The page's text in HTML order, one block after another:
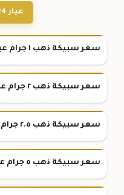
عيار 24
سعر سبيكة ذهب ١ جرام عيار ٢٤
سعر سبيكة ذهب ٢ جرام عيار ٢٤
سعر سبيكة ذهب ٢.٥ جرام عيار ٢٤
سعر سبيكة ذهب ٥ جرام عيار ٢٤